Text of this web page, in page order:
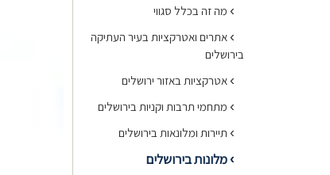
› מה זה בכלל סגווי
›אתרים ואטרקציות בעיר העתיקה
בירושלים
›אטרקציות באזור ירושלים
› מתחמי תרבות וקניות בירושלים
› תיירות ומלונאות בירושלים
›מלונות בירושלים